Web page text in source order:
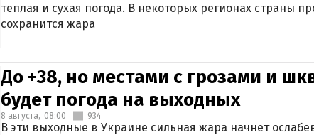
теплая и сухая погода. В некоторых регионах страны
сохранится жара
До +38, но местами с грозами и
будет погода на выходных
8 августа, 08:00 934
В эти выходные в Украине сильная жара начнет